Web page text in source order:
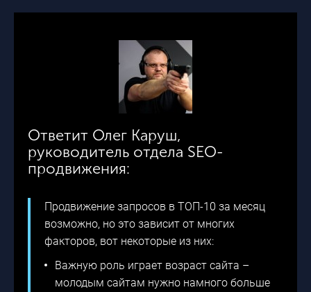
Ответит Олег Каруш,
руководитель отдела SEO-
продвижения:
Продвижение запросов в ТОП-10 за месяц
возможно, но это зависит от многих
факторов, вот некоторые из них:
Важную роль играет возраст сайта –
молодым сайтам нужно намного больше